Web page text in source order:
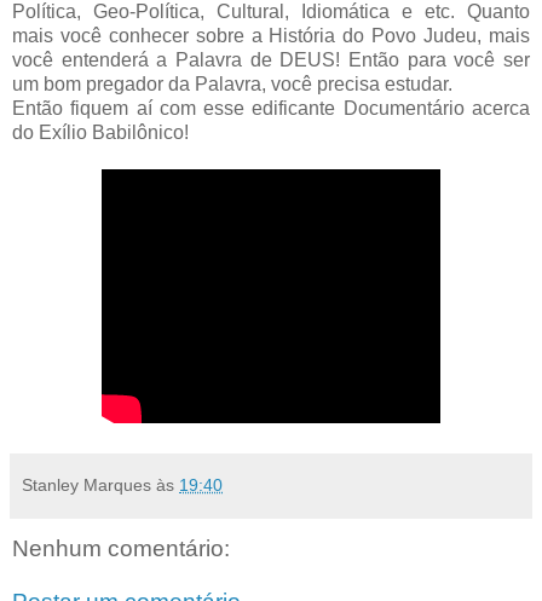
Política, Geo-Política, Cultural, Idiomática e etc. Quanto
mais você conhecer sobre a História do Povo Judeu, mais
você entenderá a Palavra de DEUS! Então para você ser
um bom pregador da Palavra, você precisa estudar.
Então fiquem aí com esse edificante Documentário acerca
do Exílio Babilônico!
Stanley Marques às 19:40
Nenhum comentário: